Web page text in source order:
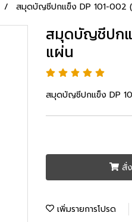
สมุดบัญชีปกแข็ง DP 101-002
สมุดบัญชีปกแ
แผ่น
สมุดบัญชีปกแข็ง DP
สั่
เพิ่มรายการโปรด